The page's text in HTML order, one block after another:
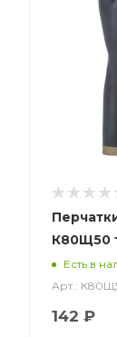
К80Щ50
Есть в
Арт.:
142 ₽